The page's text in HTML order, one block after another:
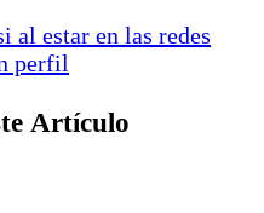
al estar en las redes
perfil
Artículo